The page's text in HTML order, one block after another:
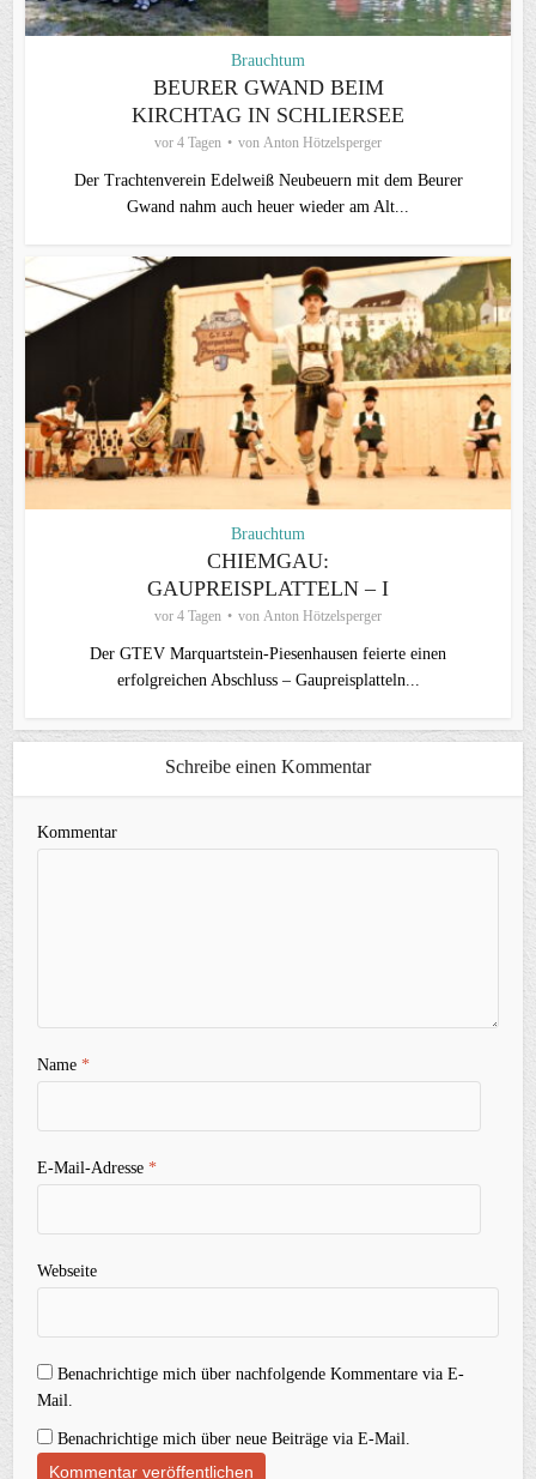
Brauchtum
BEURER GWAND BEIM
KIRCHTAG IN SCHLIERSEE
vor 4 Tagen von Anton Hötzelsperger
Der Trachtenverein Edelweiß Neubeuern mit dem Beurer
Gwand nahm auch heuer wieder am Alt...
Brauchtum
CHIEMGAU:
GAUPREISPLATTELN – I
vor 4 Tagen von Anton Hötzelsperger
Der GTEV Marquartstein-Piesenhausen feierte einen
erfolgreichen Abschluss – Gaupreisplatteln...
Schreibe einen Kommentar
Kommentar
Name*
E-Mail-Adresse*
Webseite
Benachrichtige mich über nachfolgende Kommentare via E-
Mail.
Benachrichtige mich über neue Beiträge via E-Mail.